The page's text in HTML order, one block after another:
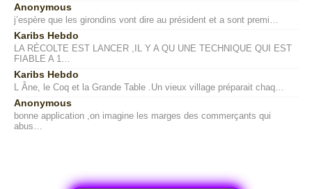
Anonymous
j’espère que les girondins vont dire au président et a sont premi…
Karibs Hebdo
LA RÉCOLTE EST LANCER ,IL Y A QU UNE TECHNIQUE QUI EST
FIABLE A 1…
Karibs Hebdo
L Âne, le Coq et la Grande Table .Un vieux village préparait chaq…
Anonymous
bonne application ,on imagine les marges des commerçants qui
abus…